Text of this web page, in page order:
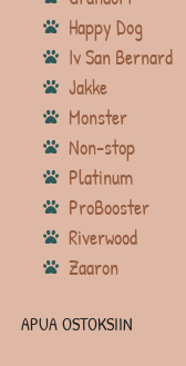
Happy Dog
Iv San Bernard
Jakke
Monster
Non-stop
Platinum
ProBooster
Riverwood
Zaaron
APUA OSTOKSIIN